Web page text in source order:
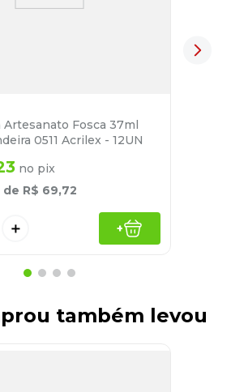
Fosca 37ml
0511 Acrilex - 12UN
no pix
de R$ 69,72
＋ +
também levou